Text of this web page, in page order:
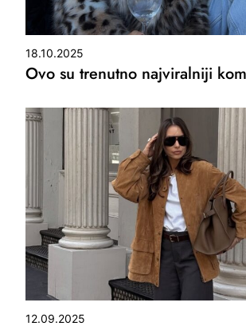
18.10.2025
Ovo su trenutno najviralniji
12.09.2025